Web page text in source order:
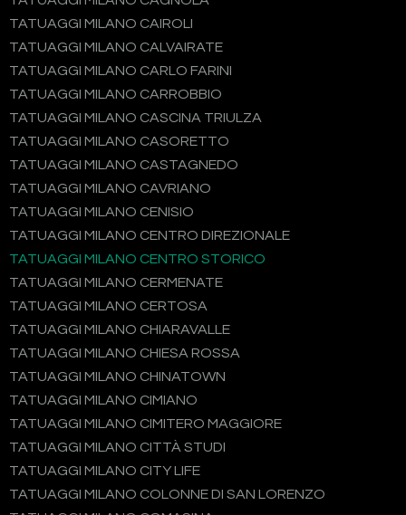
TATUAGGI MILANO CAIROLI
TATUAGGI MILANO CALVAIRATE
TATUAGGI MILANO CARLO FARINI
TATUAGGI MILANO CARROBBIO
TATUAGGI MILANO CASCINA TRIULZA
TATUAGGI MILANO CASORETTO
TATUAGGI MILANO CASTAGNEDO
TATUAGGI MILANO CAVRIANO
TATUAGGI MILANO CENISIO
TATUAGGI MILANO CENTRO DIREZIONALE
TATUAGGI MILANO CENTRO STORICO
TATUAGGI MILANO CERMENATE
TATUAGGI MILANO CERTOSA
TATUAGGI MILANO CHIARAVALLE
TATUAGGI MILANO CHIESA ROSSA
TATUAGGI MILANO CHINATOWN
TATUAGGI MILANO CIMIANO
TATUAGGI MILANO CIMITERO MAGGIORE
TATUAGGI MILANO CITTÀ STUDI
TATUAGGI MILANO CITY LIFE
TATUAGGI MILANO COLONNE DI SAN LORENZO